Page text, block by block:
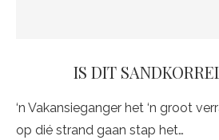
IS DIT
‘n Vakansieganger het ‘n groot
op dié strand gaan stap het…